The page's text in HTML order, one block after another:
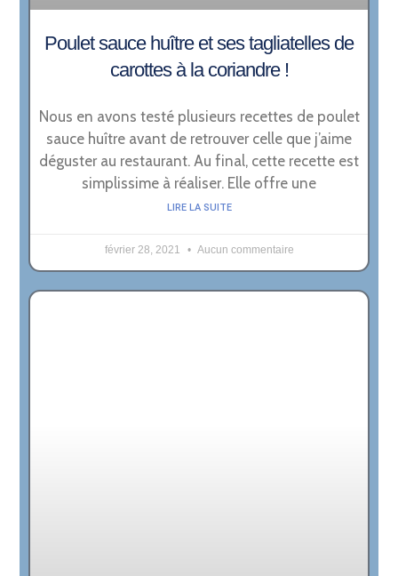
Poulet sauce huître et ses tagliatelles de
carottes à la coriandre !
Nous en avons testé plusieurs recettes de poulet
sauce huître avant de retrouver celle que j’aime
déguster au restaurant. Au final, cette recette est
simplissime à réaliser. Elle offre une
LIRE LA SUITE
février 28, 2021 Aucun commentaire